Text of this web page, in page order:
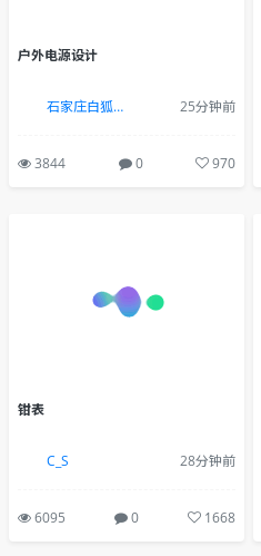
户外电源设计
石家庄白狐设计 25分钟前
3844 0 970
钳表
C_S 28分钟前
6095 0 1668